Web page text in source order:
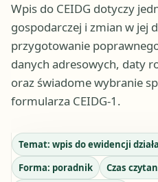
Wpis do CEIDG dotyczy
gospodarczej i zmian w jej
przygotowanie
danych adresowych, daty
oraz świadome wybranie
formularza CEIDG-1.
Temat: wpis do ewidencji
Forma: poradnik Czas